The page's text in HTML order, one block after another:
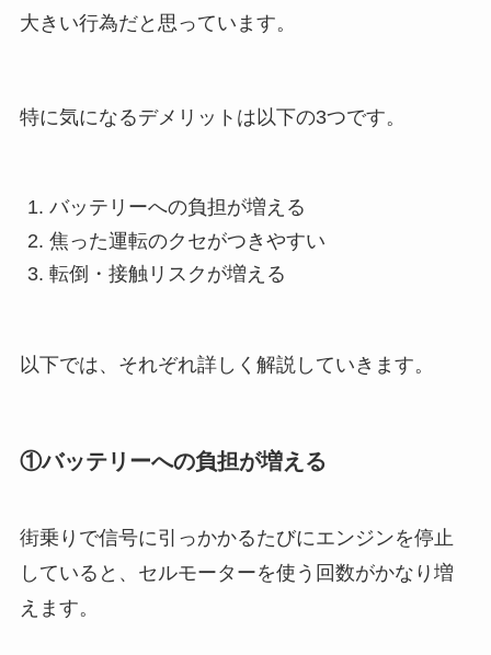
大きい行為だと思っています。
特に気になるデメリットは以下の3つです。
バッテリーへの負担が増える
焦った運転のクセがつきやすい
転倒・接触リスクが増える
以下では、それぞれ詳しく解説していきます。
①バッテリーへの負担が増える
街乗りで信号に引っかかるたびにエンジンを停止
していると、セルモーターを使う回数がかなり増
えます。